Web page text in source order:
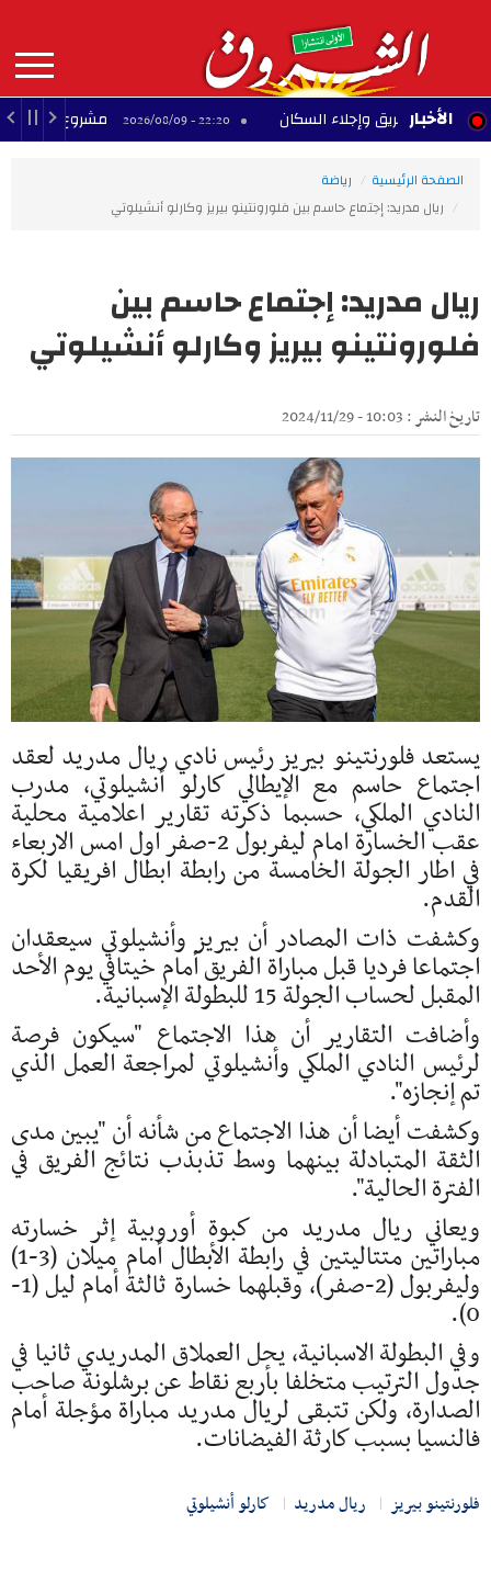
contenu
principal
MAIN
NAVIGATION الأخبار
حريق وإجلاء السكان 22:20 - 2026/08/09 مشروع تجاري متوقف بحي
الصفحة الرئيسية
رياضة
ريال مدريد: إجتماع حاسم بين فلورونتينو بيريز وكارلو أنشيلوتي
ريال مدريد: إجتماع حاسم بين
فلورونتينو بيريز وكارلو أنشيلوتي
تاريخ النشر : 10:03 - 2024/11/29
يستعد فلورنتينو بيريز رئيس نادي ريال مدريد لعقد
اجتماع حاسم مع الإيطالي كارلو أنشيلوتي، مدرب
النادي الملكي، حسبما ذكرته تقارير اعلامية محلية
عقب الخسارة امام ليفربول 2-صفر اول امس الاربعاء
في اطار الجولة الخامسة من رابطة ابطال افريقيا لكرة
القدم.
وكشفت ذات المصادر أن بيريز وأنشيلوتي سيعقدان
اجتماعا فرديا قبل مباراة الفريق أمام خيتافي يوم الأحد
المقبل لحساب الجولة 15 للبطولة الإسبانية.
وأضافت التقارير أن هذا الاجتماع "سيكون فرصة
لرئيس النادي الملكي وأنشيلوتي لمراجعة العمل الذي
تم إنجازه".
وكشفت أيضا أن هذا الاجتماع من شأنه أن "يبين مدى
الثقة المتبادلة بينهما وسط تذبذب نتائج الفريق في
الفترة الحالية".
ويعاني ريال مدريد من كبوة أوروبية إثر خسارته
مباراتين متتاليتين في رابطة الأبطال أمام ميلان (3-1)
وليفربول (2-صفر)، وقبلهما خسارة ثالثة أمام ليل (1-
0).
وفي البطولة الاسبانية، يحل العملاق المدريدي ثانيا في
جدول الترتيب متخلفا بأربع نقاط عن برشلونة صاحب
الصدارة، ولكن تتبقى لريال مدريد مباراة مؤجلة أمام
فالنسيا بسبب كارثة الفيضانات.
فلورنتينو بيريز ريال مدريد كارلو أنشيلوتي